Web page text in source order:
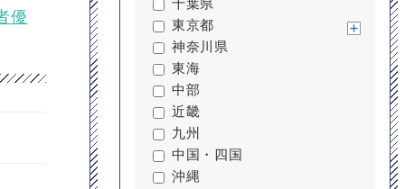
優
東京都
神奈川県
東海
中部
近畿
九州
中国・四国
沖縄